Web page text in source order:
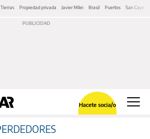
Propiedad privada Javier Milei Brasil Puertos San
Hacete socia/o